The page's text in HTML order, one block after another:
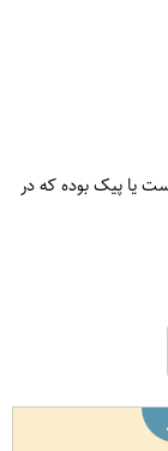
یا پیک بوده که در